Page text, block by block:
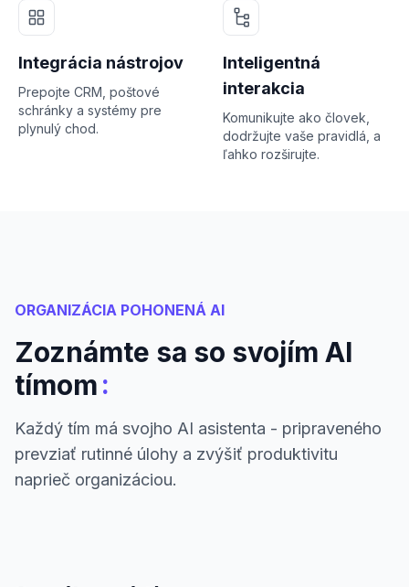
Integrácia nástrojov
Prepojte CRM, poštové
schránky a systémy pre
plynulý chod.
Inteligentná
interakcia
Komunikujte ako človek,
dodržujte vaše pravidlá, a
ľahko rozširujte.
ORGANIZÁCIA POHONENÁ AI
Zoznámte sa so svojím AI
tímom:
Každý tím má svojho AI asistenta - pripraveného
prevziať rutinné úlohy a zvýšiť produktivitu
naprieč organizáciou.